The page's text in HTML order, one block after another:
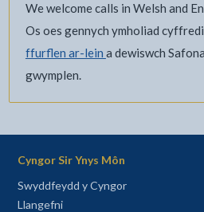
We welcome calls in Welsh and
Os oes gennych ymholiad
ffurflen ar-lein a dewiswch
gwymplen.
Cyngor Sir Ynys Môn
Swyddfeydd y Cyngor
Llangefni